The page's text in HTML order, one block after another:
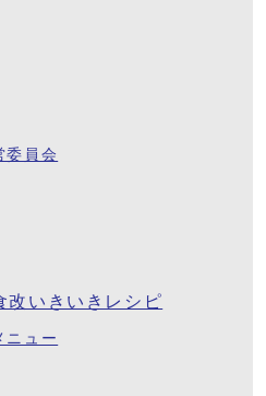
委員会
改いきいきレシピ
ニュー